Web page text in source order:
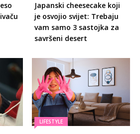
Japanski cheesecake koji
je osvojio svijet: Trebaju
vam samo 3 sastojka za
savršeni desert
LIFESTYLE